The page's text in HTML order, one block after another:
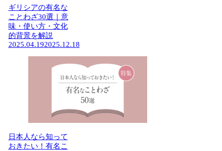
ギリシアの有名な
ことわざ30選｜意
味・使い方・文化
的背景を解説
2025.04.192025.12.18
日本人なら知って
おきたい！有名こ